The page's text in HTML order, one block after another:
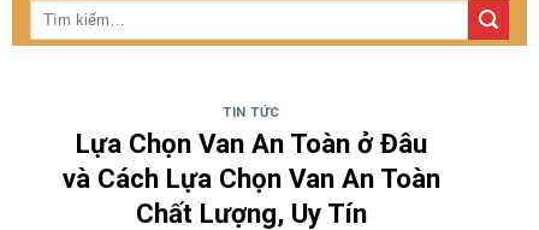
Tìm
TIN TỨC
Lựa Chọn Van An Toàn ở Đâu
và Cách Lựa Chọn Van An Toàn
Chất Lượng, Uy Tín